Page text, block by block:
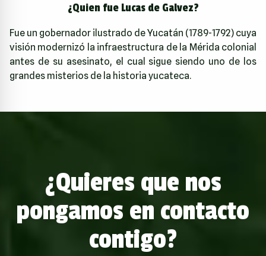
¿Quien fue Lucas de Galvez?
Fue un gobernador ilustrado de Yucatán (1789-1792) cuya
visión modernizó la infraestructura de la Mérida colonial
antes de su asesinato, el cual sigue siendo uno de los
grandes misterios de la historia yucateca.
¿Quieres que nos
pongamos en contacto
contigo?